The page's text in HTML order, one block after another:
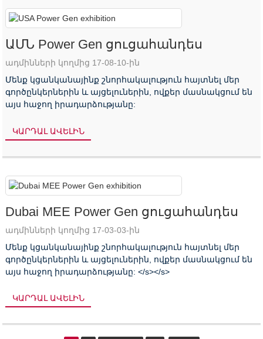
ԱՄՆ Power Gen ցուցահանդես
ադմինների կողմից 17-08-10-ին
Մենք կցանկանայինք շնորհակալություն հայտնել մեր
գործընկերներին և այցելուներին, ովքեր մասնակցում են
այս հաջող իրադարձությանը:
ԿԱՐԴԱԼ ԱՎԵԼԻՆ
Dubai MEE Power Gen ցուցահանդես
ադմինների կողմից 17-03-03-ին
Մենք կցանկանայինք շնորհակալություն հայտնել մեր
գործընկերներին և այցելուներին, ովքեր մասնակցում են
այս հաջող իրադարձությանը: </s></s>
ԿԱՐԴԱԼ ԱՎԵԼԻՆ